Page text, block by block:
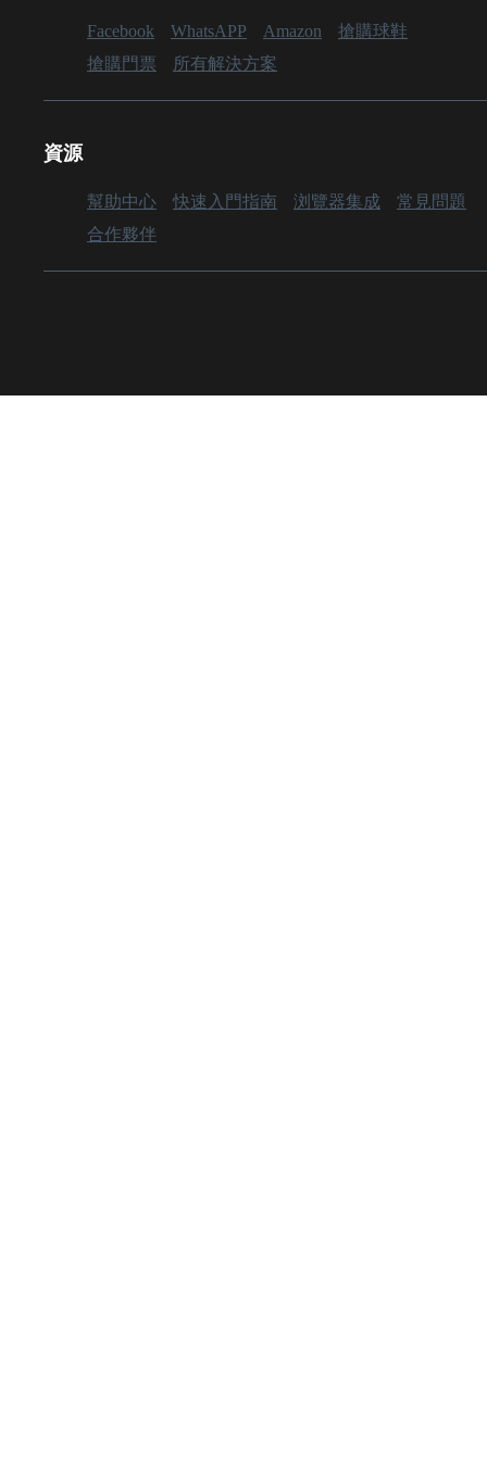
Facebook WhatsAPP Amazon
搶購球鞋
搶購門票
所有解決方案
資源
幫助中心 快速入門指南 浏覽器集成
常見問題
合作夥伴